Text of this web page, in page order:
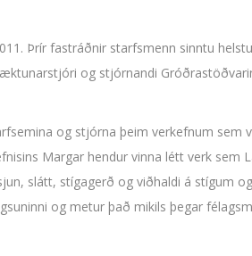
Þrír fastráðnir starfsmenn sinntu
og stjórnandi
og stjórna þeim verkefnum sem
Margar hendur vinna létt verk sem
slátt, stígagerð og viðhaldi á stígum
og metur það mikils þegar